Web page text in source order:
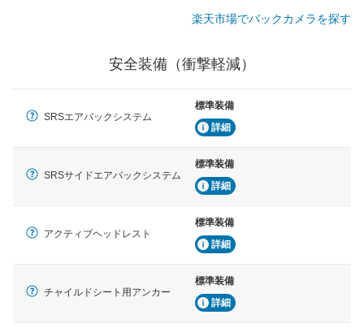
楽天市場でバックカメラを探す
安全装備（衝撃軽減）
SRSエアバックシステム
標準装備
詳細
SRSサイドエアバックシステム
標準装備
詳細
アクティブヘッドレスト
標準装備
詳細
チャイルドシート用アンカー
標準装備
詳細